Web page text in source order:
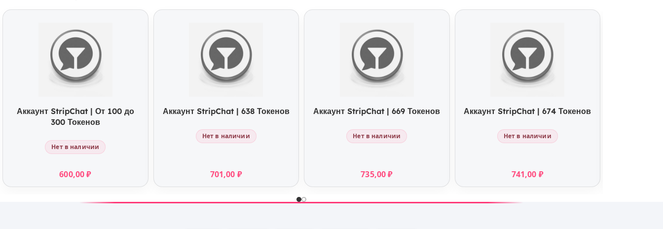
КУПИТЬ
Аккаунт StripChat | От 100 до
300 Токенов
Нет в наличии
600,00₽
КУПИТЬ
Аккаунт StripChat | 638 Токенов
Нет в наличии
701,00 ₽
КУПИТЬ
Аккаунт StripChat | 669 Токенов
Нет в наличии
735,00₽
КУПИТЬ
Аккаунт StripChat | 674 Токенов
Нет в наличии
741,00 ₽